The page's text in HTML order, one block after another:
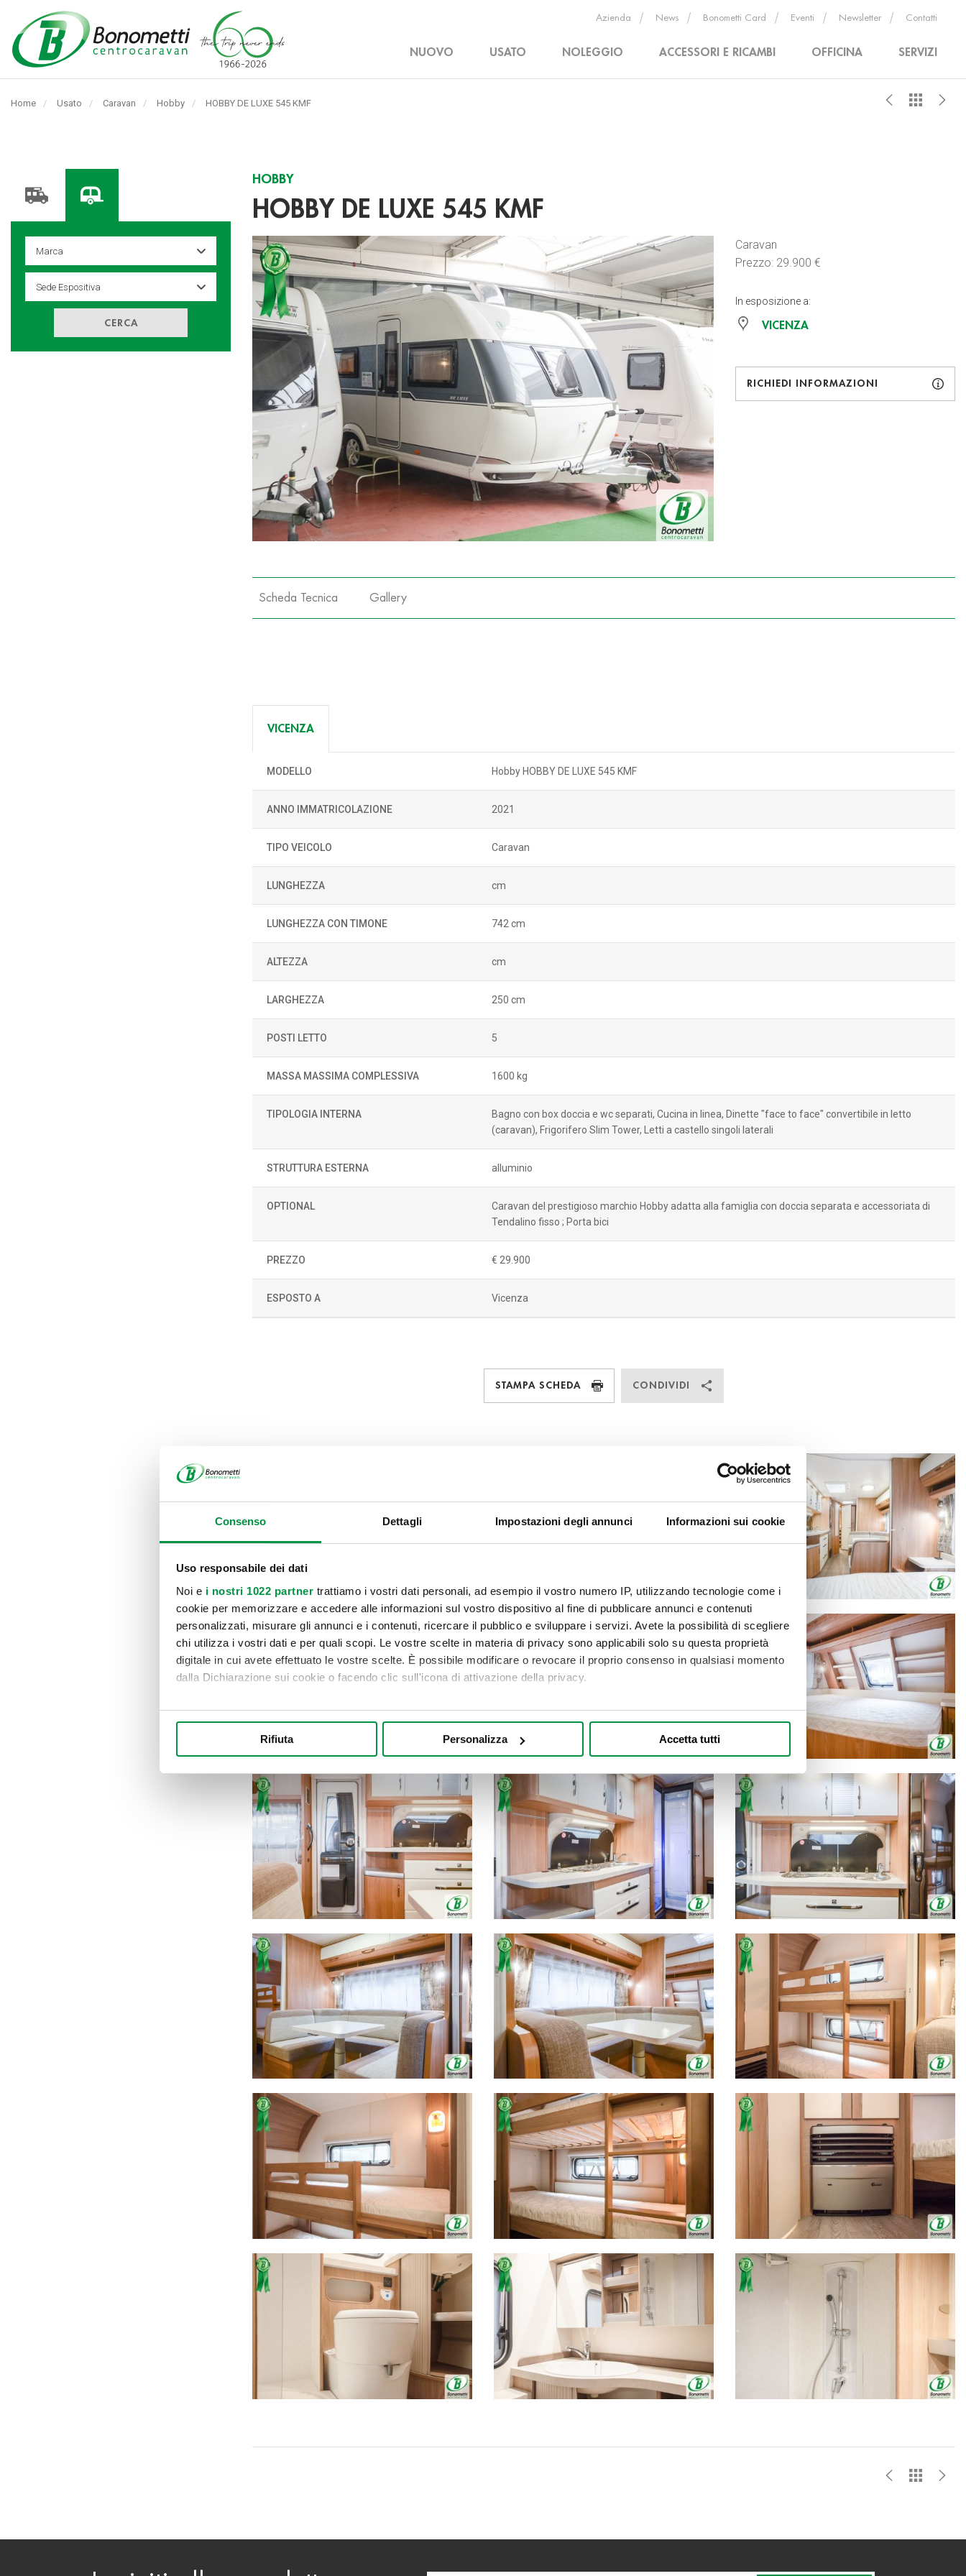
Consenso Dettagli Impostazioni degli annunci Informazioni sui cookie
Uso responsabile dei dati
Noi e i nostri 1022 partner trattiamo i vostri dati personali, ad esempio il vostro numero IP, utilizzando tecnologie come i
cookie per memorizzare e accedere alle informazioni sul vostro dispositivo al fine di pubblicare annunci e contenuti
personalizzati, misurare gli annunci e i contenuti, ricercare il pubblico e sviluppare i servizi. Avete la possibilità di scegliere
chi utilizza i vostri dati e per quali scopi. Le vostre scelte in materia di privacy sono applicabili solo su questa proprietà
digitale in cui avete effettuato le vostre scelte. È possibile modificare o revocare il proprio consenso in qualsiasi momento
dalla Dichiarazione sui cookie o facendo clic sull'icona di attivazione della privacy.
Con il tuo consenso, vorremmo anche:
Identificare il tuo dispositivo, scansionandolo attivamente alla ricerca di caratteristiche specifiche (impronte
Approfondisci come vengono elaborati i tuoi dati personali e imposta le tue preferenze nellasezione dettagli
. Puoi
modificare o ritirare il tuo consenso in qualsiasi momento dalla Dichiarazione sui cookie.
Utilizziamo i cookie per personalizzare contenuti ed annunci, per fornire funzionalità dei social media e per analizzare il
nostro traffico. Condividiamo inoltre informazioni sul modo in cui utilizza il nostro sito con i nostri partner che si occupano
di analisi dei dati web, pubblicità e social media, i quali potrebbero combinarle con altre informazioni che ha fornito loro o
che hanno raccolto dal suo utilizzo dei loro servizi.
Rifiuta Personalizza Accetta tutti
Automarket
Srl
NUOVO USATO NOLEGGIO ACCESSORI E RICAMBI OFFICINA SERVIZI
Azienda News Bonometti Card Eventi Newsletter Contatti
Home Usato Caravan Hobby
Pagina
HOBBY DE LUXE 545 KMF
CERCA
HOBBY
HOBBY DE LUXE 545 KMF
Caravan
Prezzo: 29.900 €
In esposizione a:
VICENZA
RICHIEDI INFORMAZIONI
Scheda Tecnica Gallery
VICENZA
MODELLO Hobby HOBBY DE LUXE 545 KMF
ANNO IMMATRICOLAZIONE 2021
TIPO VEICOLO Caravan
LUNGHEZZA cm
LUNGHEZZA CON TIMONE 742 cm
ALTEZZA cm
LARGHEZZA 250 cm
POSTI LETTO 5
MASSA MASSIMA COMPLESSIVA 1600 kg
TIPOLOGIA INTERNA
Bagno con box doccia e wc separati, Cucina in linea, Dinette "face to face" convertibile in letto
(caravan), Frigorifero Slim Tower, Letti a castello singoli laterali
STRUTTURA ESTERNA alluminio
OPTIONAL
Caravan del prestigioso marchio Hobby adatta alla famiglia con doccia separata e accessoriata di
Tendalino fisso ; Porta bici
PREZZO € 29.900
ESPOSTO A Vicenza
STAMPA SCHEDA CONDIVIDI